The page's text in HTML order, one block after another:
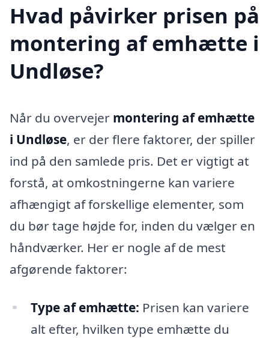
Hvad påvirker prisen på
montering af emhætte i
Undløse?
Når du overvejer montering af emhætte
i Undløse, er der flere faktorer, der spiller
ind på den samlede pris. Det er vigtigt at
forstå, at omkostningerne kan variere
afhængigt af forskellige elementer, som
du bør tage højde for, inden du vælger en
håndværker. Her er nogle af de mest
afgørende faktorer:
Type af emhætte: Prisen kan variere
alt efter, hvilken type emhætte du